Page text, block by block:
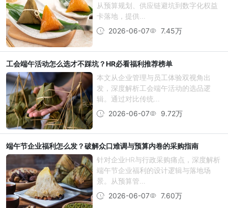
从预算规划、供应链避坑到数字化权益
卡落地，提供...
2026-06-07
7.45万
工会端午活动怎么选才不踩坑？HR必看福利推荐榜单
本文从企业管理与员工体验双视角出
发，深度解析工会端午活动的选品逻
辑。通过对比传统...
2026-06-07
9.72万
端午节企业福利怎么发？破解众口难调与预算内卷的采购指南
针对企业HR与行政采购痛点，深度解析
端午节企业福利的设计逻辑与落地场
景。从预算管...
2026-06-07
7.60万